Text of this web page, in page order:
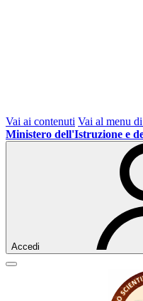
Vai ai contenuti Vai al menu
Ministero dell'Istruzione e
Accedi